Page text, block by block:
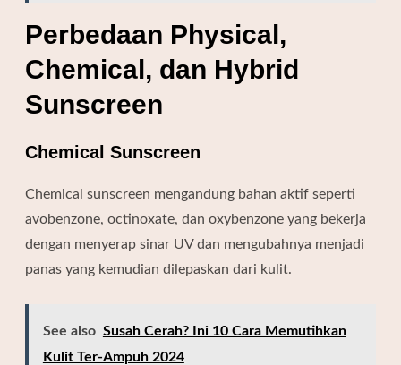
Perbedaan Physical,
Chemical, dan Hybrid
Sunscreen
Chemical Sunscreen
Chemical sunscreen mengandung bahan aktif seperti
avobenzone, octinoxate, dan oxybenzone yang bekerja
dengan menyerap sinar UV dan mengubahnya menjadi
panas yang kemudian dilepaskan dari kulit.
See also Susah Cerah? Ini 10 Cara Memutihkan
Kulit Ter-Ampuh 2024